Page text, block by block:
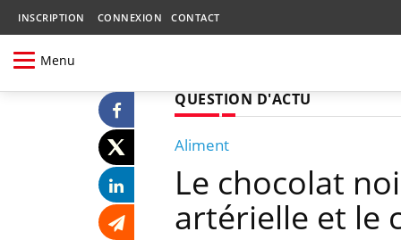
INSCRIPTION CONNEXION CONTACT
Menu
QUESTION D'ACTU
Aliment
Le chocolat
artérielle et le